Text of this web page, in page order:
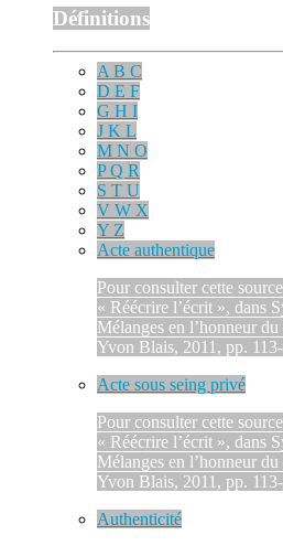
Définitions
A B C
D E F
G H I
J K L
M N O
P Q R
S T U
V W X
Y Z
Acte authentique
Pour consulter cette
« Réécrire l’écrit », dans
Mélanges en l’honneur
Yvon Blais, 2011, pp.
Acte sous seing privé
Pour consulter cette
« Réécrire l’écrit », dans
Mélanges en l’honneur
Yvon Blais, 2011, pp.
Authenticité